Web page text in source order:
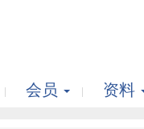
会员 资料